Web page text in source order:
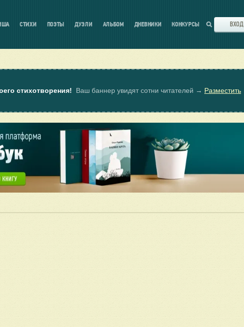
СТИХИ ПОЭТЫ ДУЭЛИ АЛЬБОМ ДНЕВНИКИ КОНКУРСЫ ВХОД
стихотворения! Ваш баннер увидят сотни читателей → Разместить